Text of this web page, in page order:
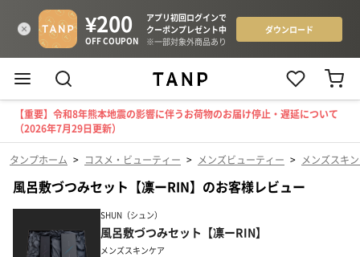
【重要】令和8年熊本地震の影響に伴うお荷物のお届け停止・遅延について
（2026年7月29日更新）
タンプホーム > コスメ・ビューティー > メンズビューティー > メンズスキ
風呂敷づつみセット【凛ーRIN】のお客様レビュー
SHUN（シュン）
風呂敷づつみセット【凛ーRIN】
メンズスキンケア